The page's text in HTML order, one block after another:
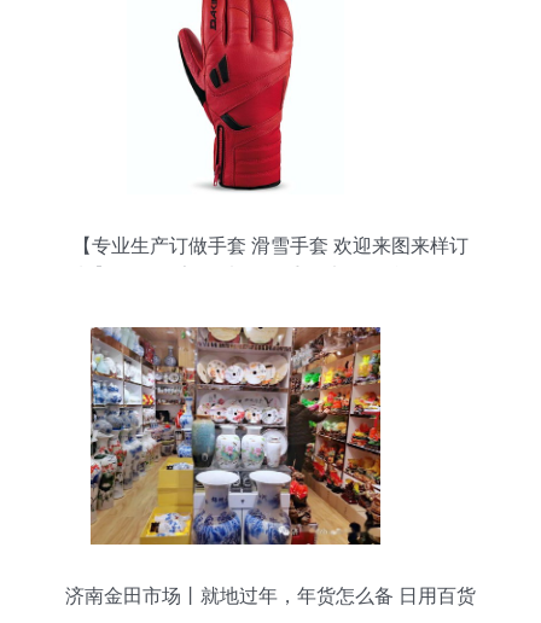
【专业生产订做手套 滑雪手套 欢迎来图来样订
济南金田市场丨就地过年，年货怎么备 日用百货